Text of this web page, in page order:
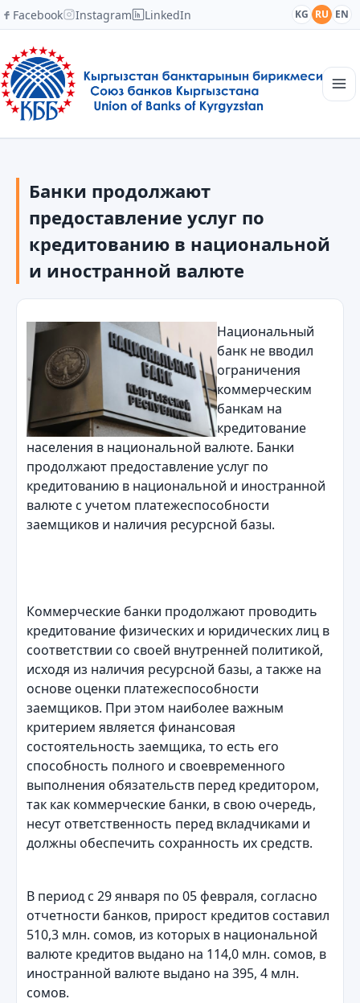
Facebook Instagram LinkedIn KG RU EN
Новости
Академия
Члены и партнеры
Сотрудничество
Контакты
Банки продолжают
предоставление услуг по
кредитованию в национальной
и иностранной валюте
Национальный
банк не вводил
ограничения
коммерческим
банкам на
кредитование
населения в национальной валюте. Банки
продолжают предоставление услуг по
кредитованию в национальной и иностранной
валюте с учетом платежеспособности
заемщиков и наличия ресурсной базы.
Коммерческие банки продолжают проводить
кредитование физических и юридических лиц в
соответствии со своей внутренней политикой,
исходя из наличия ресурсной базы, а также на
основе оценки платежеспособности
заемщиков. При этом наиболее важным
критерием является финансовая
состоятельность заемщика, то есть его
способность полного и своевременного
выполнения обязательств перед кредитором,
так как коммерческие банки, в свою очередь,
несут ответственность перед вкладчиками и
должны обеспечить сохранность их средств.
В период с 29 января по 05 февраля, согласно
отчетности банков, прирост кредитов составил
510,3 млн. сомов, из которых в национальной
валюте кредитов выдано на 114,0 млн. сомов, в
иностранной валюте выдано на 395, 4 млн.
сомов.